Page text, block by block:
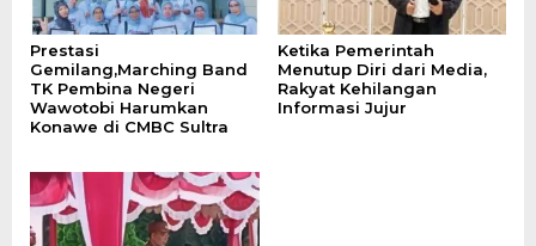
Prestasi
Gemilang,Marching Band
TK Pembina Negeri
Wawotobi Harumkan
Konawe di CMBC Sultra
Ketika Pemerintah
Menutup Diri dari Media,
Rakyat Kehilangan
Informasi Jujur